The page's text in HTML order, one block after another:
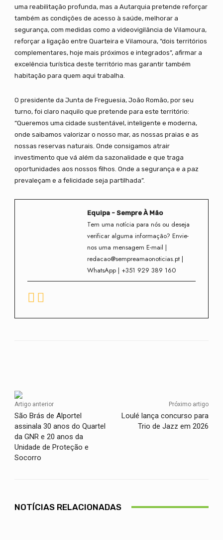
uma reabilitação profunda, mas a Autarquia pretende reforçar
também as condições de acesso à saúde, melhorar a
segurança, com medidas como a videovigilância de Vilamoura,
reforçar a ligação entre Quarteira e Vilamoura, “dois territórios
complementares, hoje mais próximos e integrados”, afirmar a
excelência turística deste território mas garantir também
habitação para quem aqui trabalha.
O presidente da Junta de Freguesia, João Romão, por seu
turno, foi claro naquilo que pretende para este território:
“Queremos uma cidade sustentável, inteligente e moderna,
onde saibamos valorizar o nosso mar, as nossas praias e as
nossas reservas naturais. Onde consigamos atrair
investimento que vá além da sazonalidade e que traga
oportunidades aos nossos filhos. Onde a segurança e a paz
prevaleçam e a felicidade seja partilhada”.
Equipa - Sempre À Mão
Tem uma notícia para nós ou deseja
verificar alguma informação? Envie-
nos uma mensagem E-mail |
redacao@sempreamaonoticias.pt |
WhatsApp | +351 929 389 160
Artigo anterior
São Brás de Alportel
assinala 30 anos do Quartel
da GNR e 20 anos da
Unidade de Proteção e
Socorro
Próximo artigo
Loulé lança concurso para
Trio de Jazz em 2026
NOTÍCIAS RELACIONADAS